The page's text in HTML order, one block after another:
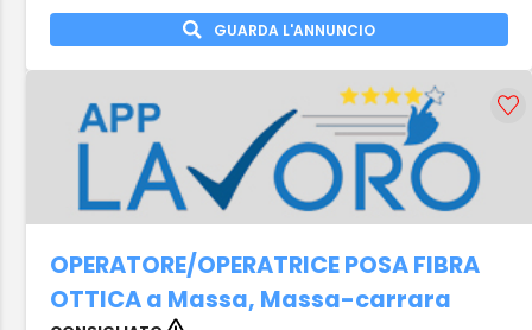
GUARDA L'ANNUNCIO
OPERATORE/OPERATRICE POSA FIBRA
OTTICA a Massa, Massa-carrara